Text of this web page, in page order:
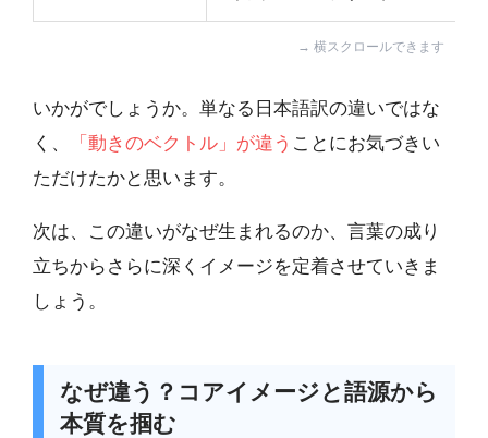
いかがでしょうか。単なる日本語訳の違いではな
く、
「動きのベクトル」が違う ことにお気づきい
ただけたかと思います。
次は、この違いがなぜ生まれるのか、言葉の成り
立ちからさらに深くイメージを定着させていきま
しょう。
なぜ違う？コアイメージと語源から
本質を掴む